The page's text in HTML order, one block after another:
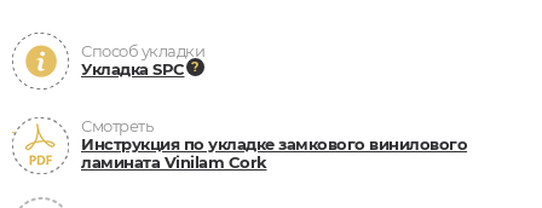
Способ укладки
Укладка SPC
Смотреть
Инструкция по укладке замкового винилового
ламината Vinilam Cork